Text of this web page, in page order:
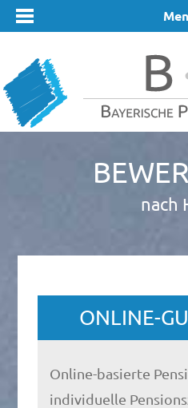
nach
ONLINE-
Online-basierte
individuelle